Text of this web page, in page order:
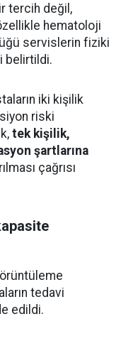
tercih değil,
hematoloji
servislerin fiziki
belirtildi.
iki kişilik
riski
tek kişilik,
şartlarına
çağrısı
tedavi
edildi.